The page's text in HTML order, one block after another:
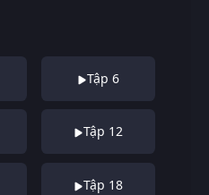
Tập 6
Tập 12
Tập 18